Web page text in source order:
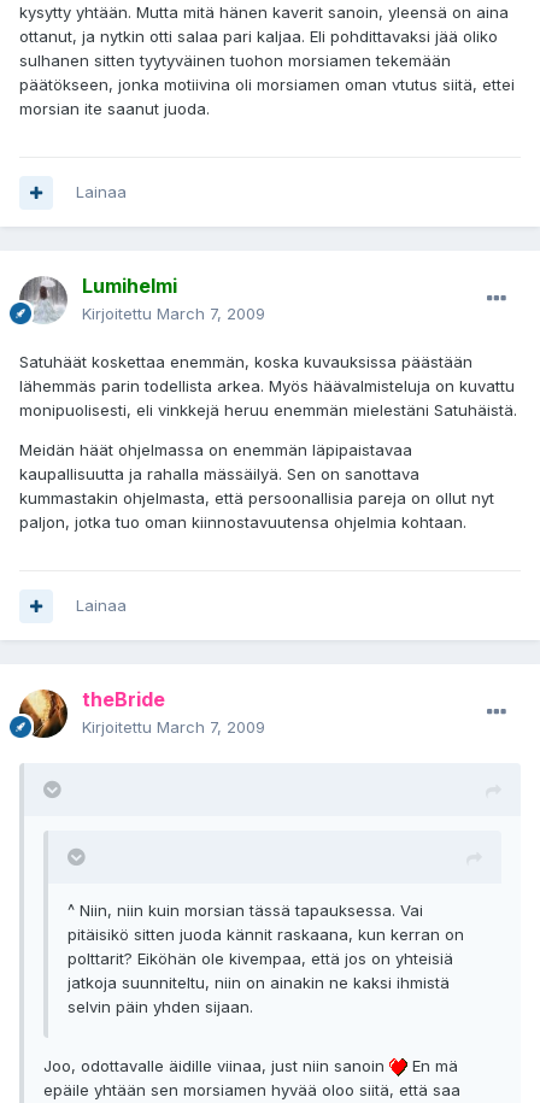
kysytty yhtään. Mutta mitä hänen kaverit sanoin, yleensä on aina
ottanut, ja nytkin otti salaa pari kaljaa. Eli pohdittavaksi jää oliko
sulhanen sitten tyytyväinen tuohon morsiamen tekemään
päätökseen, jonka motiivina oli morsiamen oman vtutus siitä, ettei
morsian ite saanut juoda.
Lainaa
Lumihelmi
Kirjoitettu March 7, 2009
Satuhäät koskettaa enemmän, koska kuvauksissa päästään
lähemmäs parin todellista arkea. Myös häävalmisteluja on kuvattu
monipuolisesti, eli vinkkejä heruu enemmän mielestäni Satuhäistä.
Meidän häät ohjelmassa on enemmän läpipaistavaa
kaupallisuutta ja rahalla mässäilyä. Sen on sanottava
kummastakin ohjelmasta, että persoonallisia pareja on ollut nyt
paljon, jotka tuo oman kiinnostavuutensa ohjelmia kohtaan.
Lainaa
theBride
Kirjoitettu March 7, 2009
^ Niin, niin kuin morsian tässä tapauksessa. Vai
pitäisikö sitten juoda kännit raskaana, kun kerran on
polttarit? Eiköhän ole kivempaa, että jos on yhteisiä
jatkoja suunniteltu, niin on ainakin ne kaksi ihmistä
selvin päin yhden sijaan.
Joo, odottavalle äidille viinaa, just niin sanoin
En mä
epäile yhtään sen morsiamen hyvää oloo siitä, että saa